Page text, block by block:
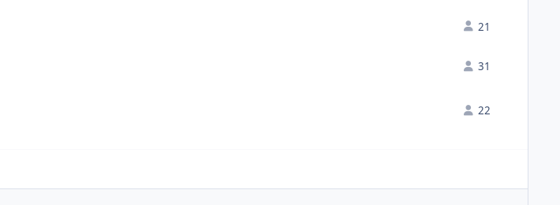
21
31
22